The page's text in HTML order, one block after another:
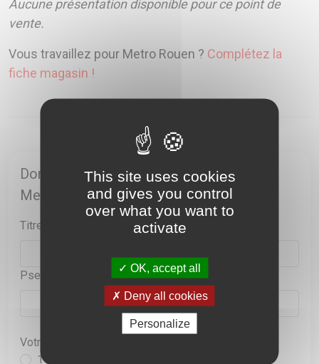
Aucune présentation disponible pour ce point de
vente.
Vous travaillez pour Metro Rouen ? Complétez la
fiche magasin !
Donnez votre avis sur le point de vente
Metro Rouen
Titre*
Pseudo*
Votre note sur 5
1
This site uses cookies
and gives you control
over what you want to
activate
OK, accept all
Deny all cookies
Personalize